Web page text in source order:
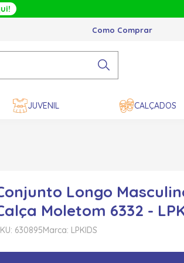
Como Comprar
JUVENIL CALÇADOS
Longo
Moletom 6332 -
630895Marca: LPKIDS